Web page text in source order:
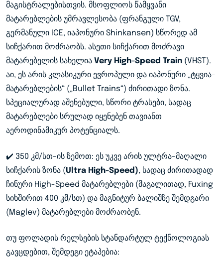
მაგისტრალებისთვის. მსოფლიოს წამყვანი
მატარებლების უმრავლესობა (ფრანგული TGV,
გერმანული ICE, იაპონური Shinkansen) სწორედ ამ
სიჩქარით მოძრაობს. ასეთი სიჩქარით მოძრავი
მატარებელის სახელია Very High-Speed Train (VHST).
აი, ეს არის კლასიკური ევროპული და იაპონური „ტყვია-
მატარებლების“ („Bullet Trains“) ძირითადი ზონა.
სპეციალურად აშენებული, სწორი ტრასები, სადაც
მატარებლები სრულად იყენებენ თავიანთ
აეროდინამიკურ პოტენციალს.
✔️ 350 კმ/სთ-ის ზემოთ: ეს უკვე არის ულტრა-მაღალი
სიჩქარის ზონა (Ultra High-Speed), სადაც ძირითადად
ჩინური High-Speed მატარებლები (მაგალითად, Fuxing
სიხშირით 400 კმ/სთ) და მაგნიტურ ბალიშზე შემდგარი
(Maglev) მატარებლები მოძრაობენ.
თუ ფოლადის რელსების სტანდარტულ ტექნოლოგიას
გავცდებით, შემდეგი ეტაპებია: